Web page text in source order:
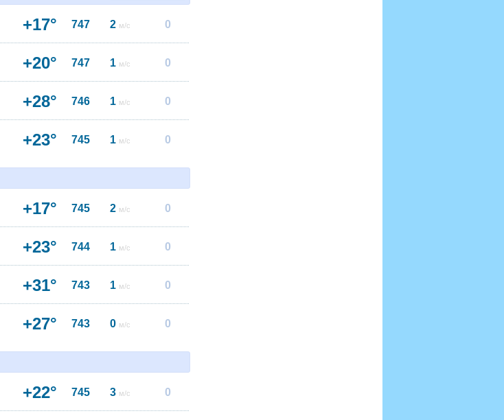
+17° 747 2 м/с 0
+20° 747 1 м/с 0
+28° 746 1 м/с 0
+23° 745 1 м/с 0
+17° 745 2 м/с 0
+23° 744 1 м/с 0
+31° 743 1 м/с 0
+27° 743 0 м/с 0
+22° 745 3 м/с 0